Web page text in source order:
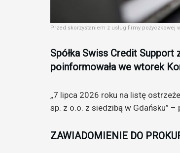
Przed skorzystaniem z usług firmy
Spółka Swiss Credit
poinformowała we wtorek
„7 lipca 2026 roku na listę
sp. z o.o. z siedzibą w Gdańsku” –
ZAWIADOMIENIE DO